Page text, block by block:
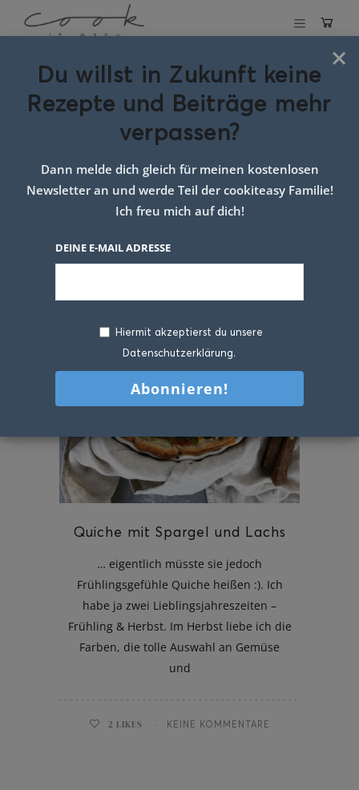
Schlagwort:
Lachs Quiche mit
Spargel
Quiche mit Spargel und Lachs
… eigentlich müsste sie jedoch
Frühlingsgefühle Quiche heißen :). Ich
habe ja zwei Lieblingsjahreszeiten –
Frühling & Herbst. Im Herbst liebe ich die
Farben, die tolle Auswahl an Gemüse
und
2 LIKES KEINE KOMMENTARE
×
Du willst in Zukunft keine
Rezepte und Beiträge mehr
verpassen?
Dann melde dich gleich für meinen kostenlosen
Newsletter an und werde Teil der cookiteasy Familie!
Ich freu mich auf dich!
DEINE E-MAIL ADRESSE
Hiermit akzeptierst du unsere
Datenschutzerklärung.